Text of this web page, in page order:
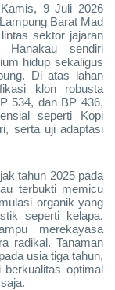
9 Juli 2026
Barat Mad
sektor jajaran
sendiri
hidup sekaligus
Di atas lahan
klon robusta
534, dan BP 436,
seperti Kopi
serta uji adaptasi
tahun 2025 pada
terbukti memicu
organik yang
seperti kelapa,
merekayasa
radikal. Tanaman
usia tiga tahun,
optimal